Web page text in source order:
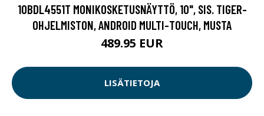
10BDL4551T MONIKOSKETUSNÄYTTÖ, 10", SIS. TIGER-
OHJELMISTON, ANDROID MULTI-TOUCH, MUSTA
489.95 EUR
LISÄTIETOJA